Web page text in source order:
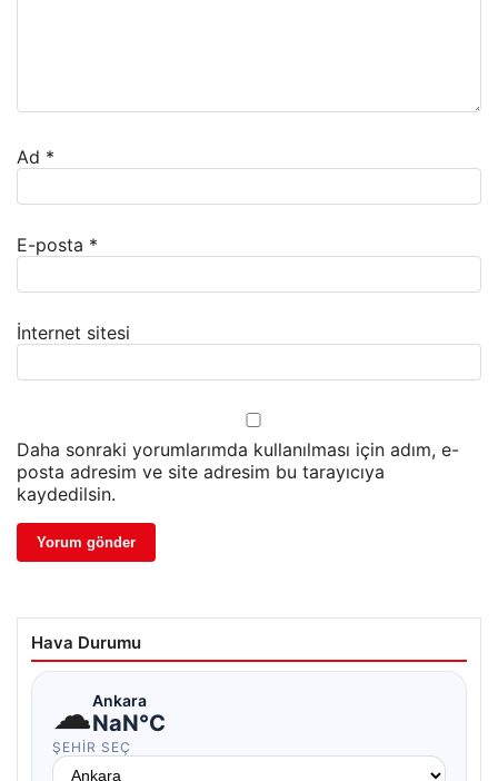
Ad *
E-posta *
İnternet sitesi
Daha sonraki yorumlarımda kullanılması için adım, e-
posta adresim ve site adresim bu tarayıcıya
kaydedilsin.
Hava Durumu
☁Ankara
NaN°C
ŞEHIR SEÇ